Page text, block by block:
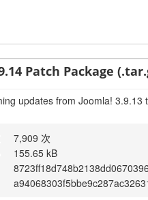
Patch Package
updates from Joomla! 3.9.13
7,909 次
155.65 kB